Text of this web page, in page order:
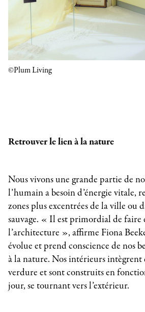
©Plum Living
Retrouver le lien à la nature
Nous vivons une grande partie de
l’humain a besoin d’énergie vitale,
zones plus excentrées de la ville ou
sauvage. « Il est primordial de faire
l’architecture », affirme Fiona
évolue et prend conscience de nos
à la nature. Nos intérieurs intègrent
verdure et sont construits en
jour, se tournant vers l’extérieur.